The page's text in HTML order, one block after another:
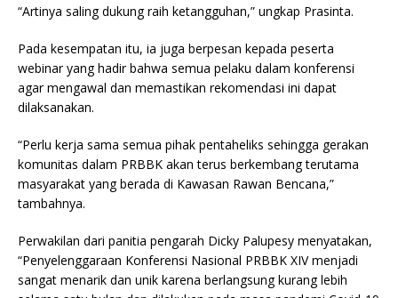
“Artinya saling dukung raih ketangguhan,” ungkap Prasinta.
Pada kesempatan itu, ia juga berpesan kepada peserta
webinar yang hadir bahwa semua pelaku dalam konferensi
agar mengawal dan memastikan rekomendasi ini dapat
dilaksanakan.
“Perlu kerja sama semua pihak pentaheliks sehingga gerakan
komunitas dalam PRBBK akan terus berkembang terutama
masyarakat yang berada di Kawasan Rawan Bencana,”
tambahnya.
Perwakilan dari panitia pengarah Dicky Palupesy menyatakan,
“Penyelenggaraan Konferensi Nasional PRBBK XIV menjadi
sangat menarik dan unik karena berlangsung kurang lebih